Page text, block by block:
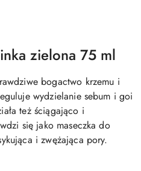
zielona 75 ml
bogactwo krzemu i
wydzielanie sebum i goi
też ściągająco i
się jako maseczka do
i zwężająca pory.